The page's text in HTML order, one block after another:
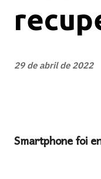
29 de abril de 2022
Smartphone foi